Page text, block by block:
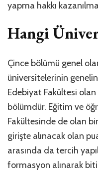
yapma hakkı
Hangi
Çince bölümü genel
üniversitelerinin
Edebiyat Fakültesi
bölümdür. Eğitim ve
Fakültesinde de olan
girişte alınacak olan
arasında da tercih
formasyon alınarak